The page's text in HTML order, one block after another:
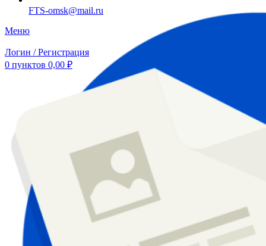
FTS-omsk@mail.ru
Меню
Логин / Регистрация
0 пунктов 0,00 ₽